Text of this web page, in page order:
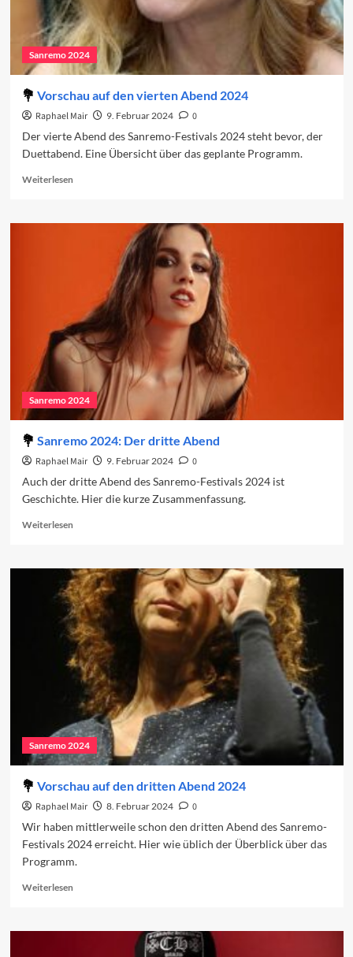
Sanremo 2024
Vorschau auf den vierten Abend 2024
Raphael Mair 9. Februar 2024
0
Der vierte Abend des Sanremo-Festivals 2024 steht bevor, der
Duettabend. Eine Übersicht über das geplante Programm.
WeiterlesenRead
Vorschau
Sanremo 2024
Sanremo 2024: Der dritte Abend
Raphael Mair 9. Februar 2024
0
Auch der dritte Abend des Sanremo-Festivals 2024 ist
Geschichte. Hier die kurze Zusammenfassung.
WeiterlesenRead
Sanremo
2024:
Der
dritte
Abend
Sanremo 2024
Vorschau auf den dritten Abend 2024
Raphael Mair 8. Februar 2024
0
Wir haben mittlerweile schon den dritten Abend des Sanremo-
Festivals 2024 erreicht. Hier wie üblich der Überblick über das
Programm.
WeiterlesenRead
Vorschau